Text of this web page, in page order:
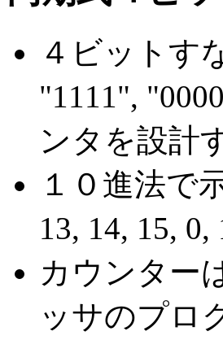
４ビットす
"1111",
ンタを設計
１０進法で
13, 14, 15,
カウンター
ッサのプロ